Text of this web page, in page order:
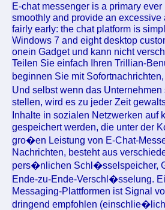
E-chat messenger is a primary
smoothly and provide an
fairly early: the chat platform is
Windows 7 and eight desktop
onein Gadget und kann nicht
Teilen Sie einfach Ihren Trillian-
beginnen Sie mit
Und selbst wenn das
stellen, wird es zu jeder Zeit
Inhalte in sozialen Netzwerken
gespeichert werden, die unter der
gro�en Leistung von E-Chat-
Nachrichten, besteht aus
pers�nlichen Schl�sselspeicher,
Ende-zu-Ende-Verschl�sselung.
Messaging-Plattformen ist Signal
dringend empfohlen